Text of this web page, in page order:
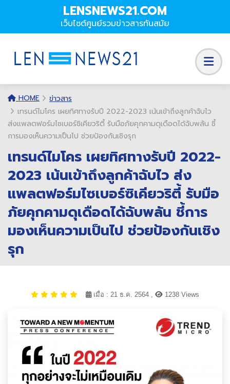
LENSNEWS21.COM
เว็บไซต์ศูนย์รวมข่าวสารทันสมัย
HOME
ข่าวสาร
เทรนด์ไมโคร เผยทิศทางรับปี 2022-2023 เน้นเข้าถึงลูกค้าฉับไว
ส่งแพลตฟอร์มไซเบอร์ซิเคียวริตี้ รับมือภัยคุกคามดุเดือดได้ฉับพลัน ชี้
การมองเห็นความเป็นไป ช่วยป้องกันเชิงรุก
เทรนด์ไมโคร เผยทิศทางรับปี 2022-
2023 เน้นเข้าถึงลูกค้าฉับไว ส่ง
แพลตฟอร์มไซเบอร์ซิเคียวริตี้ รับมือ
ภัยคุกคามดุเดือดได้ฉับพลัน ชี้การ
มองเห็นความเป็นไป ช่วยป้องกันเชิง
รุก
เมื่อ : 21 ธ.ค. 2564 , 1238 Views